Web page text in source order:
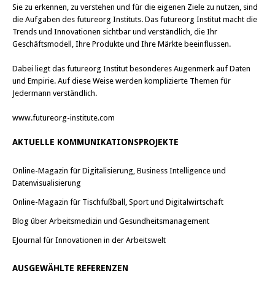
Sie zu erkennen, zu verstehen und für die eigenen Ziele zu nutzen, sind
die Aufgaben des futureorg Instituts. Das futureorg Institut macht die
Trends und Innovationen sichtbar und verständlich, die Ihr
Geschäftsmodell, Ihre Produkte und Ihre Märkte beeinflussen.
Dabei liegt das futureorg Institut besonderes Augenmerk auf Daten
und Empirie. Auf diese Weise werden komplizierte Themen für
Jedermann verständlich.
www.futureorg-institute.com
AKTUELLE KOMMUNIKATIONSPROJEKTE
Online-Magazin für Digitalisierung, Business Intelligence und
Datenvisualisierung
Online-Magazin für Tischfußball, Sport und Digitalwirtschaft
Blog über Arbeitsmedizin und Gesundheitsmanagement
EJournal für Innovationen in der Arbeitswelt
AUSGEWÄHLTE REFERENZEN